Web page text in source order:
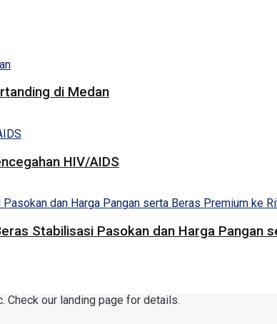
di Medan
HIV/AIDS
Stabilisasi Pasokan dan Harga Pangan
our landing page for details.